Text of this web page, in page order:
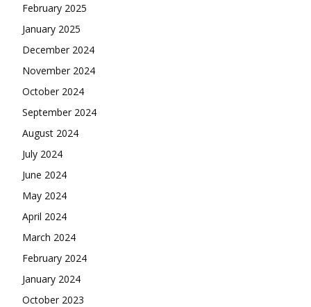
February 2025
January 2025
December 2024
November 2024
October 2024
September 2024
August 2024
July 2024
June 2024
May 2024
April 2024
March 2024
February 2024
January 2024
October 2023